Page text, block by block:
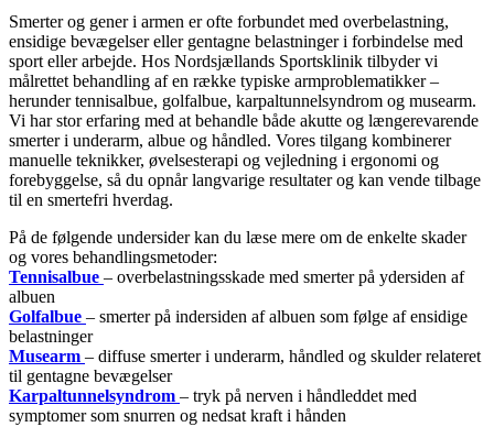
Smerter og gener i armen er ofte forbundet med overbelastning,
ensidige bevægelser eller gentagne belastninger i forbindelse med
sport eller arbejde. Hos Nordsjællands Sportsklinik tilbyder vi
målrettet behandling af en række typiske armproblematikker –
herunder tennisalbue, golfalbue, karpaltunnelsyndrom og musearm.
Vi har stor erfaring med at behandle både akutte og længerevarende
smerter i underarm, albue og håndled. Vores tilgang kombinerer
manuelle teknikker, øvelsesterapi og vejledning i ergonomi og
forebyggelse, så du opnår langvarige resultater og kan vende tilbage
til en smertefri hverdag.
På de følgende undersider kan du læse mere om de enkelte skader
og vores behandlingsmetoder:
Tennisalbue – overbelastningsskade med smerter på ydersiden af
albuen
Golfalbue – smerter på indersiden af albuen som følge af ensidige
belastninger
Musearm – diffuse smerter i underarm, håndled og skulder relateret
til gentagne bevægelser
Karpaltunnelsyndrom – tryk på nerven i håndleddet med
symptomer som snurren og nedsat kraft i hånden